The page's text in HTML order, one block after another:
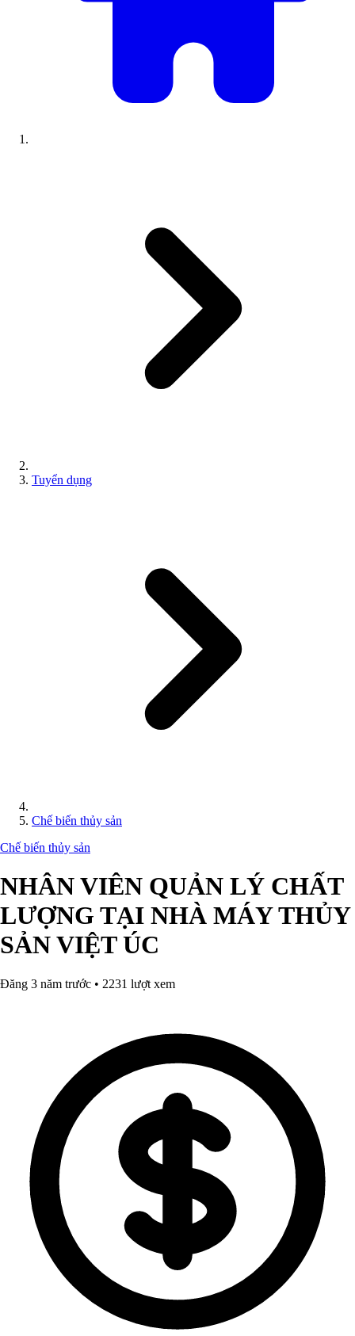
Tuyển dụng
Chế biến thủy sản
Chế biến thủy sản
NHÂN VIÊN QUẢN LÝ CHẤT
LƯỢNG TẠI NHÀ MÁY THỦY
SẢN VIỆT ÚC
Đăng 3 năm trước • 2231 lượt xem